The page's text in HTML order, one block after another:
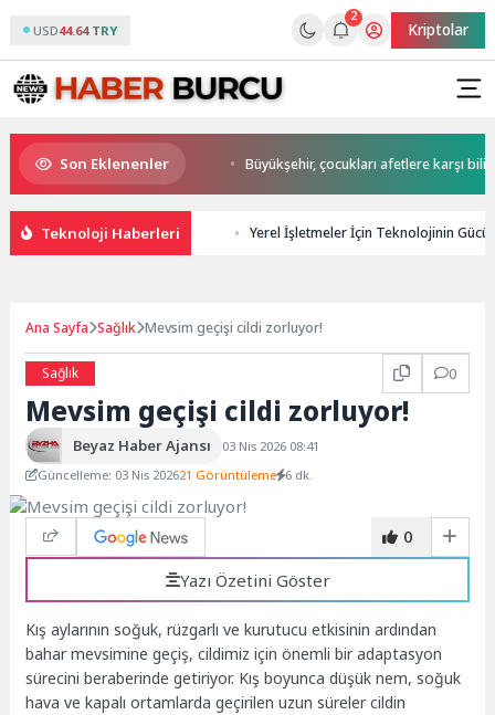
USD44.64 TRY
2
Kriptolar
Son Eklenenler
Başkan Büyükakın’dan Büyükşehir, çocukları afetlere karşı
Teknoloji Haberleri Yerel İşletmeler İçin Teknolojinin
Ana Sayfa Sağlık Mevsim geçişi cildi zorluyor!
Sağlık 0
Mevsim geçişi cildi zorluyor!
Beyaz Haber Ajansı
03 Nis 2026 08:41
Güncelleme: 03 Nis 202621 Görüntüleme 6 dk.
0
Yazı Özetini Göster
Kış aylarının soğuk, rüzgarlı ve kurutucu etkisinin ardından
bahar mevsimine geçiş, cildimiz için önemli bir adaptasyon
sürecini beraberinde getiriyor. Kış boyunca düşük nem, soğuk
hava ve kapalı ortamlarda geçirilen uzun süreler cildin